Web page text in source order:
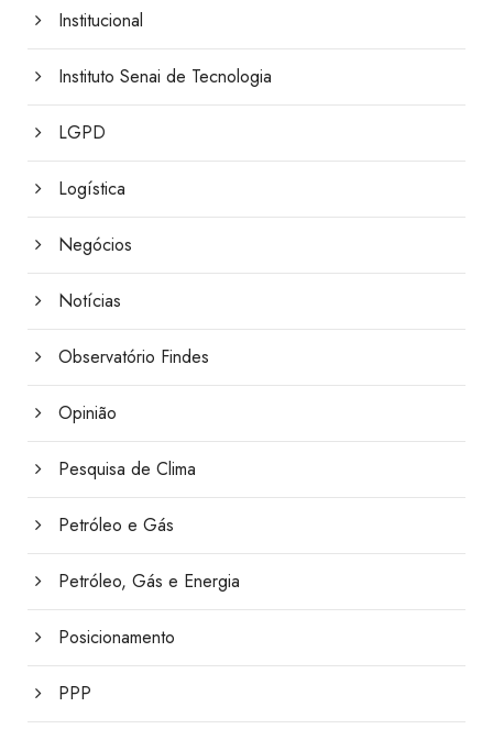
Institucional
Instituto Senai de Tecnologia
LGPD
Logística
Negócios
Notícias
Observatório Findes
Opinião
Pesquisa de Clima
Petróleo e Gás
Petróleo, Gás e Energia
Posicionamento
PPP